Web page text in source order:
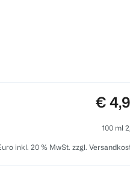
€
100 ml
inkl. 20 % MwSt. zzgl.